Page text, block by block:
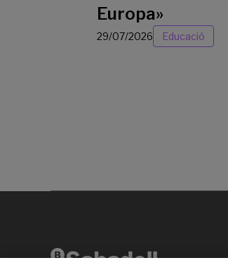
Europa»
29/07/2026 Educació